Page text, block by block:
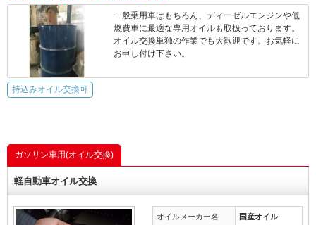
一般乗用車はもちろん、ディーゼルエンジンや低
燃費車に最適な専用オイルも取扱っております。
オイル交換単独の作業でも大歓迎です。お気軽に
お申し付け下さい。
持込みオイル交換可
ガソリン車用(オイル交換)
軽自動車オイル交換
オイルメーカー名 国産オイル